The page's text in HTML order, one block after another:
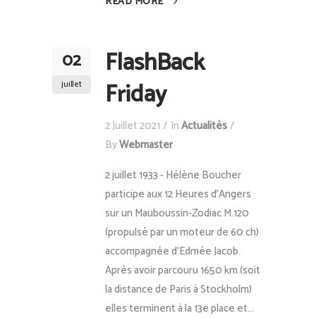
02
juillet
FlashBack
Friday
2 Juillet 2021 InActualités
ByWebmaster
2 juillet 1933 - Hélène Boucher
participe aux 12 Heures d'Angers
sur un Mauboussin-Zodiac M.120
(propulsé par un moteur de 60 ch)
accompagnée d'Edmée Jacob.
Après avoir parcouru 1650 km (soit
la distance de Paris à Stockholm)
elles terminent à la 13e place et...